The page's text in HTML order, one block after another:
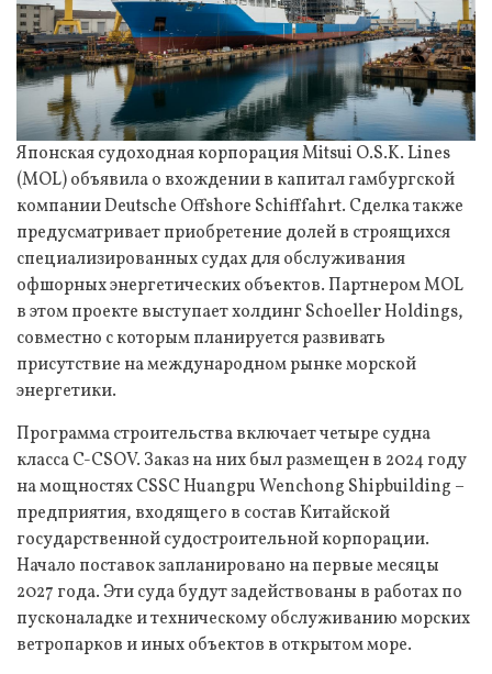
Японская судоходная корпорация Mitsui O.S.K. Lines
(MOL) объявила о вхождении в капитал гамбургской
компании Deutsche Offshore Schifffahrt. Сделка также
предусматривает приобретение долей в строящихся
специализированных судах для обслуживания
офшорных энергетических объектов. Партнером MOL
в этом проекте выступает холдинг Schoeller Holdings,
совместно с которым планируется развивать
присутствие на международном рынке морской
энергетики.
Программа строительства включает четыре судна
класса C-CSOV. Заказ на них был размещен в 2024 году
на мощностях CSSC Huangpu Wenchong Shipbuilding –
предприятия, входящего в состав Китайской
государственной судостроительной корпорации.
Начало поставок запланировано на первые месяцы
2027 года. Эти суда будут задействованы в работах по
пусконаладке и техническому обслуживанию морских
ветропарков и иных объектов в открытом море.